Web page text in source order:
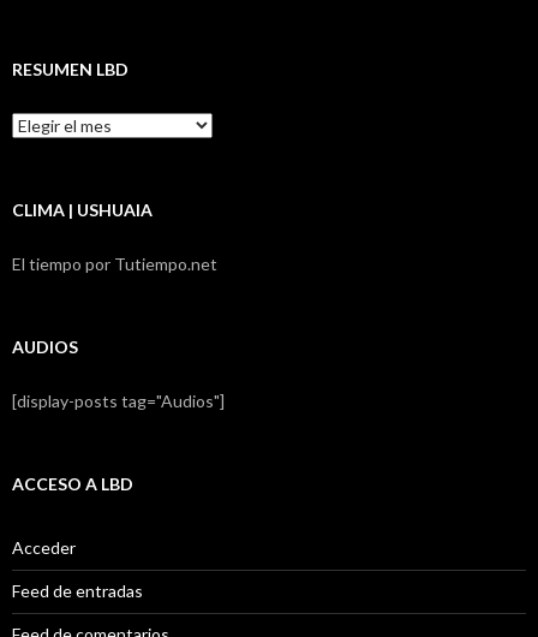
RESUMEN LBD
Resumen
LBD
CLIMA | USHUAIA
El tiempo por Tutiempo.net
AUDIOS
[display-posts tag="Audios"]
ACCESO A LBD
Acceder
Feed de entradas